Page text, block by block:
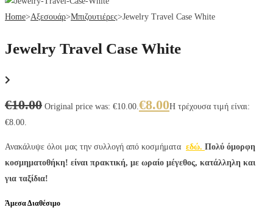
Home>Αξεσουάρ>Μπιζουτιέρες>Jewelry Travel Case White
Jewelry Travel Case White
€10.00 Original price was: €10.00. €8.00Η τρέχουσα τιμή είναι:
€8.00.
Ανακάλυψε όλοι μας την συλλογή από κοσμήματα εδώ. Πολύ όμορφη
κοσμηματοθήκη! είναι πρακτική, με ωραίο μέγεθος, κατάλληλη και
για ταξίδια!
Άμεσα Διαθέσιμο